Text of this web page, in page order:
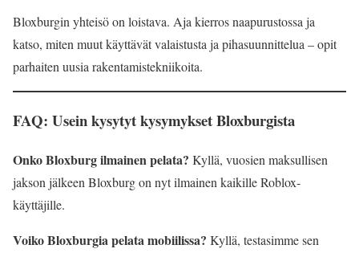
Bloxburgin yhteisö on loistava. Aja kierros naapurustossa ja
katso, miten muut käyttävät valaistusta ja pihasuunnittelua – opit
parhaiten uusia rakentamistekniikoita.
FAQ: Usein kysytyt kysymykset Bloxburgista
Onko Bloxburg ilmainen pelata? Kyllä, vuosien maksullisen
jakson jälkeen Bloxburg on nyt ilmainen kaikille Roblox-
käyttäjille.
Voiko Bloxburgia pelata mobiilissa? Kyllä, testasimme sen